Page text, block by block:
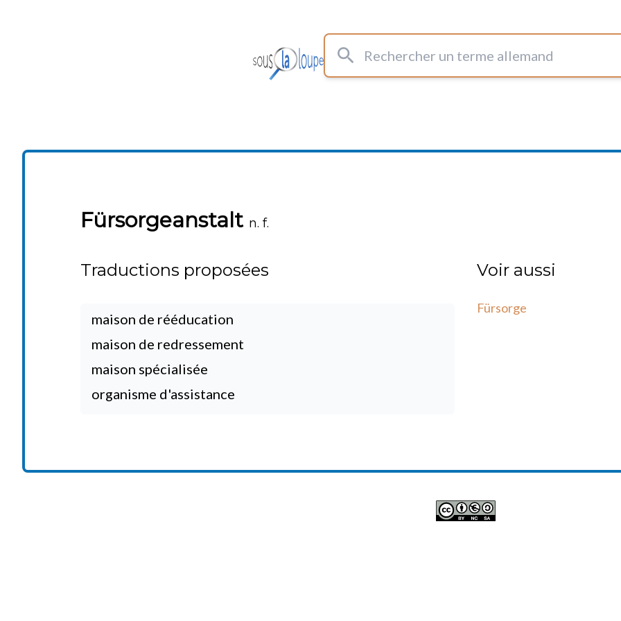
Rechercher un terme allemand
Fürsorgeanstalt n. f.
Traductions proposées
maison de rééducation
maison de redressement
maison spécialisée
organisme d'assistance
Voir aussi
Fürsorge